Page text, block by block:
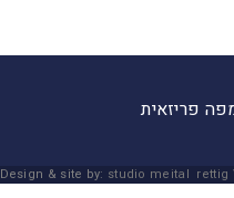
פריזאית
Design & site by: studio meital rettig